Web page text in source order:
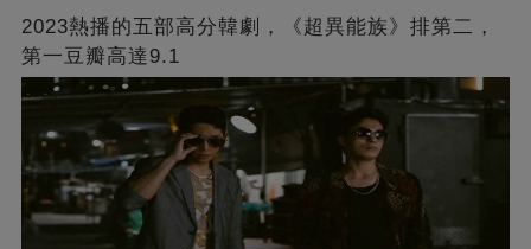
2023熱播的五部高分韓劇，《超異能族》排第二，
第一豆瓣高達9.1